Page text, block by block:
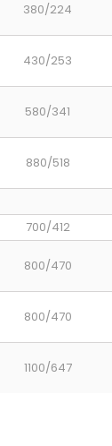
380/224
430/253
580/341
880/518
700/412
800/470
800/470
1100/647